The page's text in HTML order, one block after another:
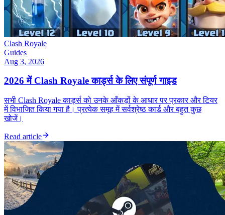
Clash Royale
Guides
Aug 3, 2026
2026 में Clash Royale कार्ड्स के लिए संपूर्ण गाइड
सभी Clash Royale कार्ड्स को उनके आँकड़ों के आधार पर प्रकार और टियर
में विभाजित किया गया है। प्रत्येक समूह में सर्वश्रेष्ठ कार्ड और बहुत कुछ
खोजें।
Read article